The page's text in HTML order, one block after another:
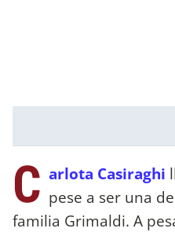
C arlota Casiraghi
pese a ser una
familia Grimaldi. A